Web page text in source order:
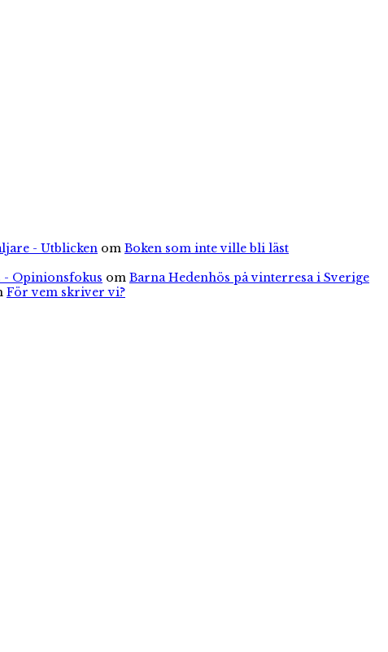
- Utblicken om Boken som inte ville bli läst
- Opinionsfokus om Barna Hedenhös på vinterresa i Sverige
För vem skriver vi?